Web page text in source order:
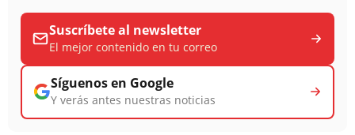
Suscríbete al newsletter
El mejor contenido en tu correo
Síguenos en Google
Y verás antes nuestras noticias